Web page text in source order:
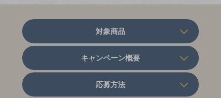
対象商品
キャンペーン概要
応募方法